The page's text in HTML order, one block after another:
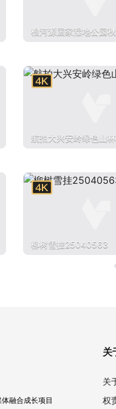
根河源国家湿地公园
航拍大兴安岭绿色山
柳树雪挂25040563
融合成长项目
关
关
权